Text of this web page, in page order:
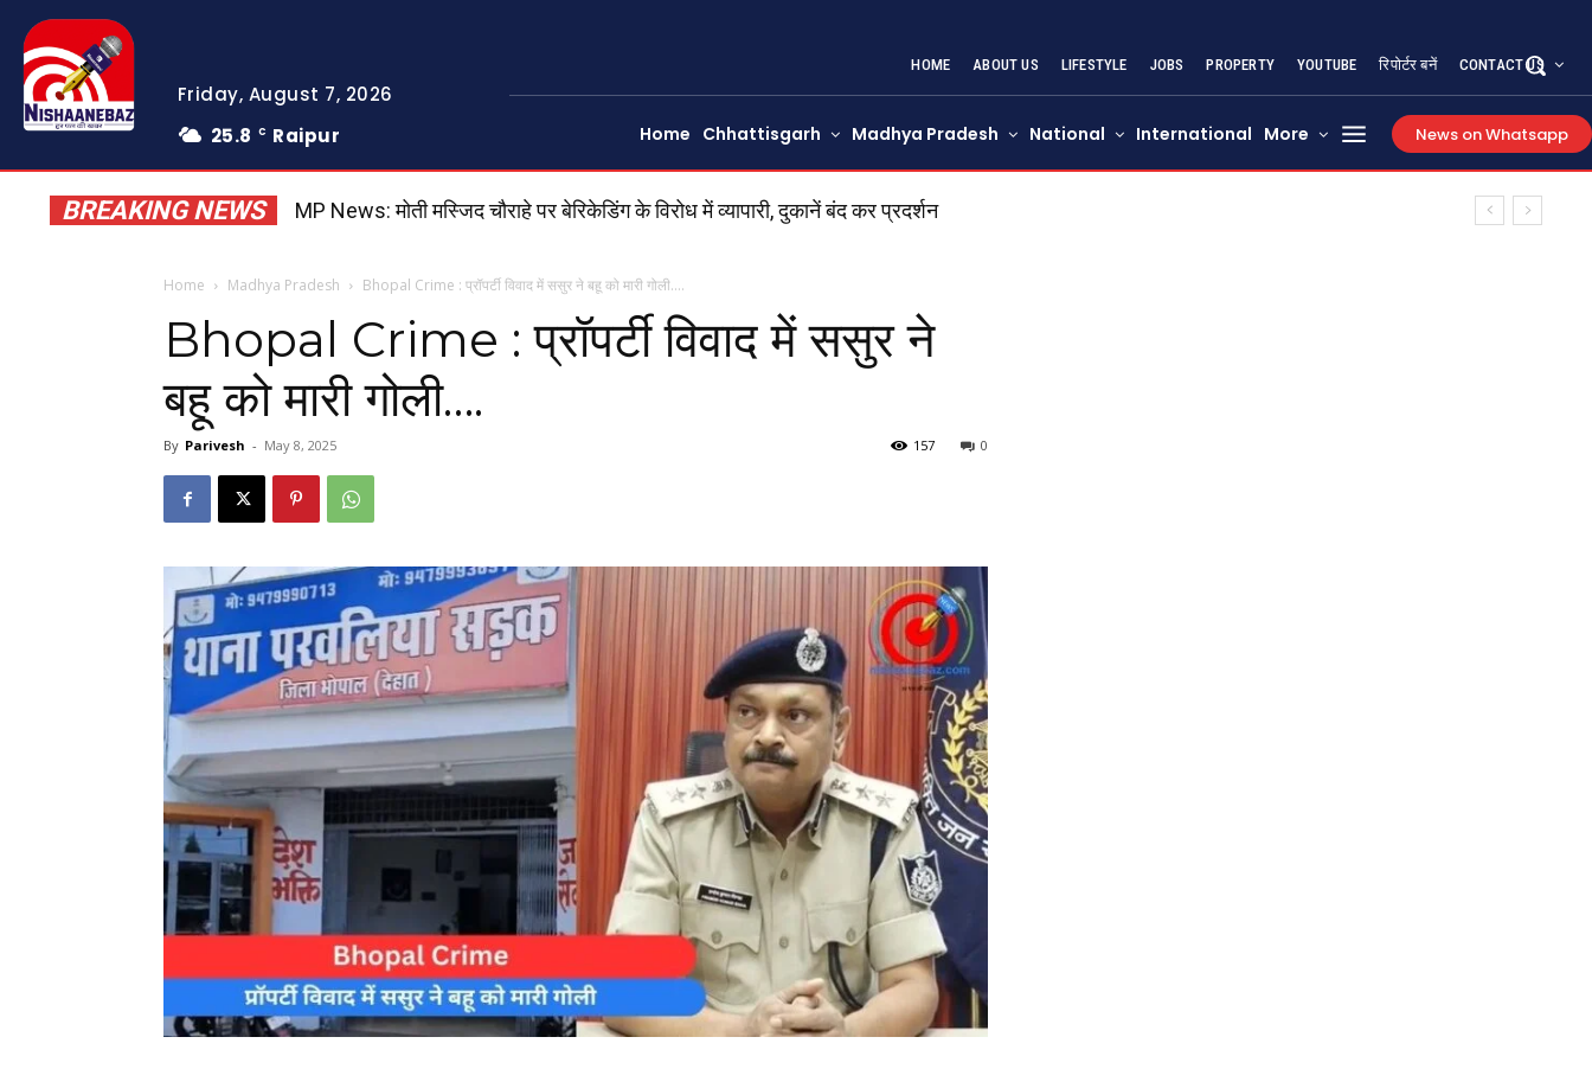
Friday, August 7, 2026
25.8
C Raipur
HOME ABOUT US LIFESTYLE JOBS PROPERTY YOUTUBE रिपोर्टर बनें CONTACT US
Home Chhattisgarh Madhya Pradesh National International More News on Whatsapp
BREAKING NEWS MP News: मोती मस्जिद चौराहे पर बेरिकेडिंग के विरोध में व्यापारी, दुकानें बंद कर प्रदर्शन
Home Madhya Pradesh Bhopal Crime : प्रॉपर्टी विवाद में ससुर ने बहू को मारी गोली….
Bhopal Crime : प्रॉपर्टी विवाद में ससुर ने
बहू को मारी गोली….
By Parivesh - May 8, 2025 0
157